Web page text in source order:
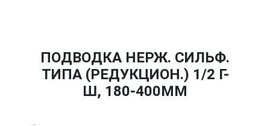
ПОДВОДКА НЕРЖ. СИЛЬФ.
ТИПА (РЕДУКЦИОН.) 1/2 Г-
Ш, 180-400ММ